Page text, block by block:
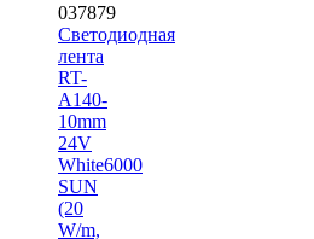
037879
Светодиодная
лента
RT-
A140-
10mm
24V
White6000
SUN
(20
W/m,